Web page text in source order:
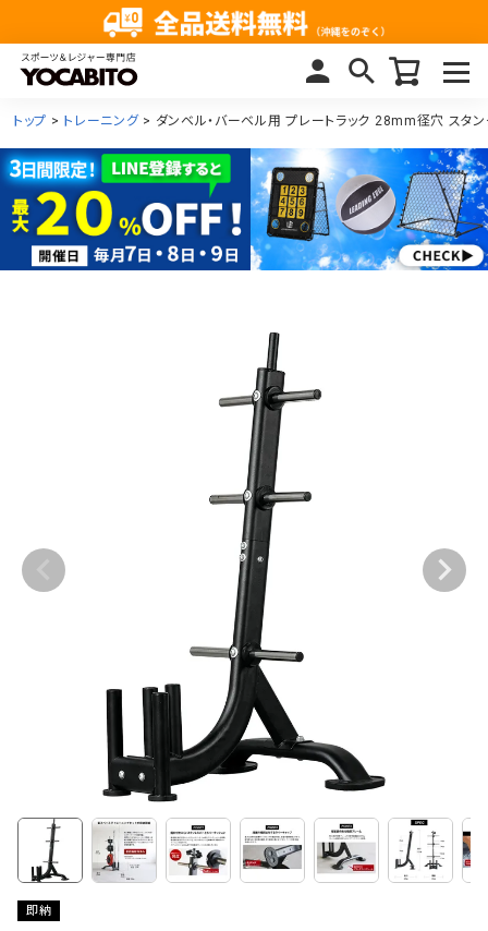
トップ トレーニング ダンベル・バーベル用 プレートラック 28mm径穴 スタ
即納